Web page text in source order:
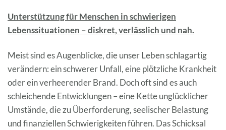
Unterstützung für Menschen in schwierigen
Lebenssituationen – diskret, verlässlich und nah.
Meist sind es Augenblicke, die unser Leben schlagartig
verändern: ein schwerer Unfall, eine plötzliche Krankheit
oder ein verheerender Brand. Doch oft sind es auch
schleichende Entwicklungen – eine Kette unglücklicher
Umstände, die zu Überforderung, seelischer Belastung
und finanziellen Schwierigkeiten führen. Das Schicksal